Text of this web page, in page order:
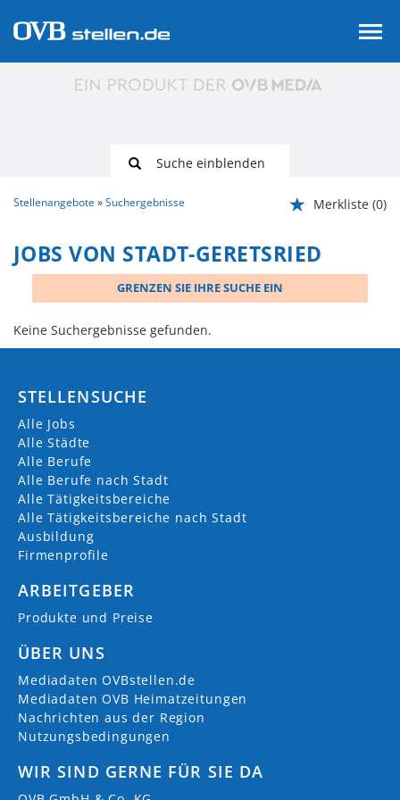
Suche einblenden
Stellenangebote Suchergebnisse Merkliste (0)
JOBS VON STADT-GERETSRIED
GRENZEN SIE IHRE SUCHE EIN
Keine Suchergebnisse gefunden.
STELLENSUCHE
Alle Jobs
Alle Städte
Alle Berufe
Alle Berufe nach Stadt
Alle Tätigkeitsbereiche
Alle Tätigkeitsbereiche nach Stadt
Ausbildung
Firmenprofile
ARBEITGEBER
Produkte und Preise
ÜBER UNS
Mediadaten OVBstellen.de
Mediadaten OVB Heimatzeitungen
Nachrichten aus der Region
Nutzungsbedingungen
WIR SIND GERNE FÜR SIE DA